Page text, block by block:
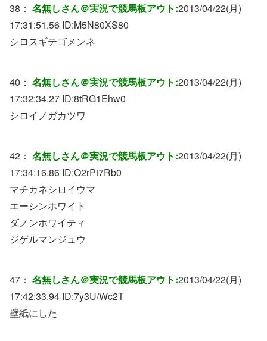
38： 名無しさん＠実況で競馬板アウト:2013/04/22(月)
17:31:51.56 ID:M5N80XS80
シロスギテゴメンネ
40： 名無しさん＠実況で競馬板アウト:2013/04/22(月)
17:32:34.27 ID:8tRG1Ehw0
シロイノガカツワ
42： 名無しさん＠実況で競馬板アウト:2013/04/22(月)
17:34:16.86 ID:O2rPt7Rb0
マチカネシロイウマ
エーシンホワイト
ダノンホワイティ
ジゲルマンジュウ
47： 名無しさん＠実況で競馬板アウト:2013/04/22(月)
17:42:33.94 ID:7y3U/Wc2T
壁紙にした